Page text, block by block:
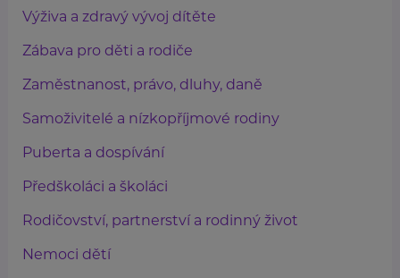
Výživa a zdravý vývoj dítěte
Zábava pro děti a rodiče
Zaměstnanost, právo, dluhy, daně
Samoživitelé a nízkopříjmové rodiny
Puberta a dospívání
Předškoláci a školáci
Rodičovství, partnerství a rodinný život
Nemoci dětí